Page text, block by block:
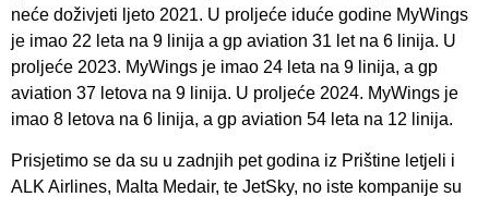
neće doživjeti ljeto 2021. U proljeće iduće godine MyWings
je imao 22 leta na 9 linija a gp aviation 31 let na 6 linija. U
proljeće 2023. MyWings je imao 24 leta na 9 linija, a gp
aviation 37 letova na 9 linija. U proljeće 2024. MyWings je
imao 8 letova na 6 linija, a gp aviation 54 leta na 12 linija.
Prisjetimo se da su u zadnjih pet godina iz Prištine letjeli i
ALK Airlines, Malta Medair, te JetSky, no iste kompanije su